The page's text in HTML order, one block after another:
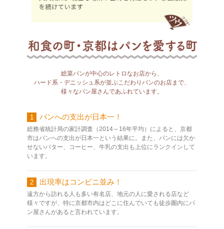
総菜パンが中心のレトロなお店から、
ハード系・デニッシュ系が並ぶこだわりパンのお店まで、
様々なパン屋さんであふれています。
1 パンへの支出が日本一！
総務省統計局の家計調査（2014～16年平均）によると、京都
市はパンへの支出が日本一という結果に。また、パンには欠か
せないバター、コーヒー、牛乳の支出も上位にランクインして
います。
2 出現率はコンビニ並み！
遠方から訪れる人も多い有名店、地元の人に愛される店など
様々ですが、特に京都市内はどこに住んでいても徒歩圏内にパ
ン屋さんがあると言われています。